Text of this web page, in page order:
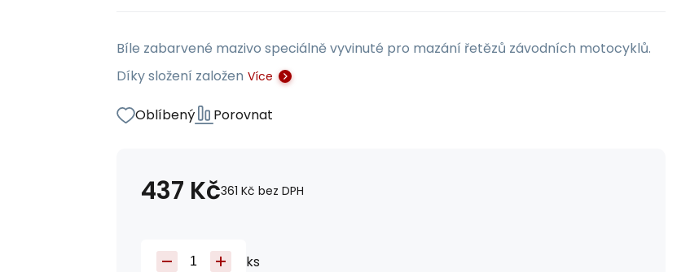
Bíle zabarvené mazivo speciálně vyvinuté pro mazání řetězů závodních motocyklů.
Díky složení založen Více
Oblíbený Porovnat
437 Kč361 Kč bez DPH
ks